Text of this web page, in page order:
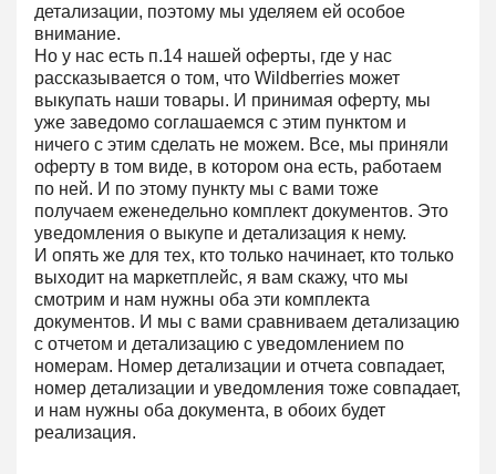
детализации, поэтому мы уделяем ей особое
внимание.
Но у нас есть п.14 нашей оферты, где у нас
рассказывается о том, что Wildberries может
выкупать наши товары. И принимая оферту, мы
уже заведомо соглашаемся с этим пунктом и
ничего с этим сделать не можем. Все, мы приняли
оферту в том виде, в котором она есть, работаем
по ней. И по этому пункту мы с вами тоже
получаем еженедельно комплект документов. Это
уведомления о выкупе и детализация к нему.
И опять же для тех, кто только начинает, кто только
выходит на маркетплейс, я вам скажу, что мы
смотрим и нам нужны оба эти комплекта
документов. И мы с вами сравниваем детализацию
с отчетом и детализацию с уведомлением по
номерам. Номер детализации и отчета совпадает,
номер детализации и уведомления тоже совпадает,
и нам нужны оба документа, в обоих будет
реализация.